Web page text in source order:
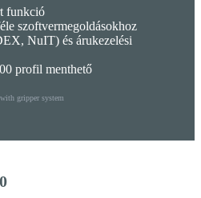
funkció
szoftvermegoldásokhoz
NuIT) és árukezelési
profil menthető
gripper system